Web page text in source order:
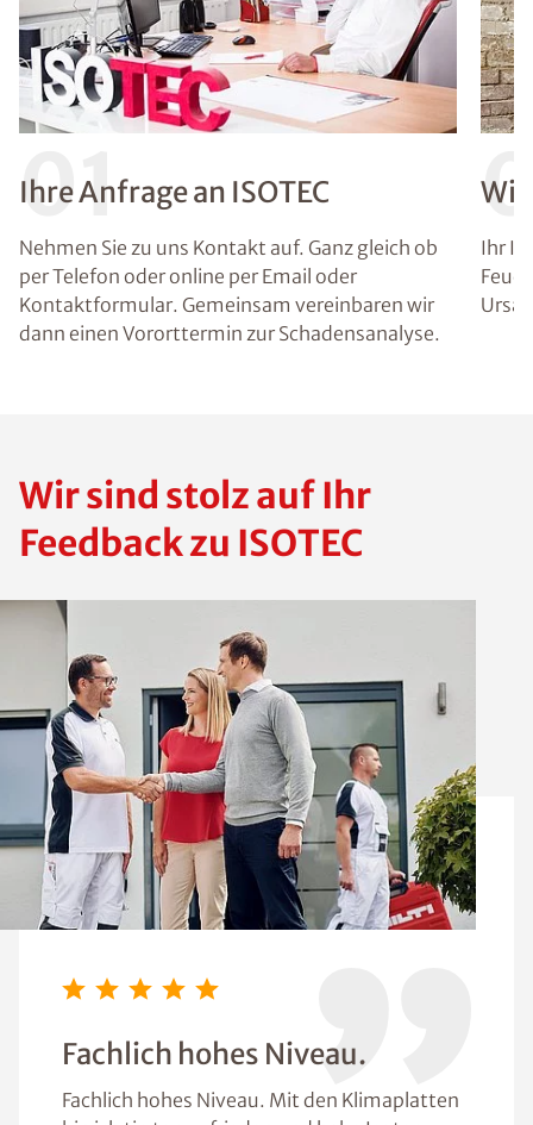
01
Ihre Anfrage an ISOTEC
Nehmen Sie zu uns Kontakt auf. Ganz gleich ob
per Telefon oder online per Email oder
Kontaktformular. Gemeinsam vereinbaren wir
dann einen Vororttermin zur Schadensanalyse.
Wir
Ihr
Wir sind stolz auf Ihr
Feedback zu ISOTEC
Fachlich hohes Niveau.
Fachlich hohes Niveau. Mit den Klimaplatten